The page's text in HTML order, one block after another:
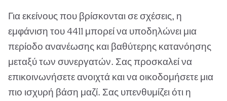
Για εκείνους που βρίσκονται σε σχέσεις, η
εμφάνιση του 4411 μπορεί να υποδηλώνει μια
περίοδο ανανέωσης και βαθύτερης κατανόησης
μεταξύ των συνεργατών. Σας προσκαλεί να
επικοινωνήσετε ανοιχτά και να οικοδομήσετε μια
πιο ισχυρή βάση μαζί. Σας υπενθυμίζει ότι η